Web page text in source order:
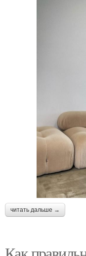
читать дальше →